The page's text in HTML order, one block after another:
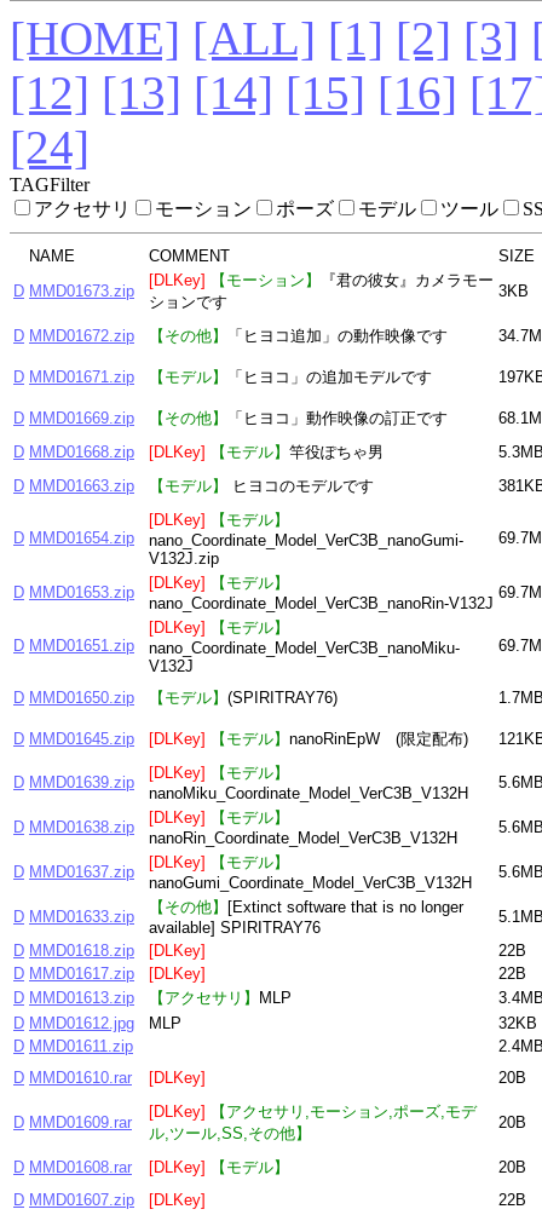
[HOME] [ALL] [1] [2] [3]
[12] [13] [14] [15] [16]
[24]
TAGFilter
アクセサリ
モーション ポーズ モデル ツール
NAME COMMENT
SIZE
D MMD01673.zip
[DLKey] 【モーション】
『君の彼女』カメラモー
ションです
3KB
D MMD01672.zip 【その他】 「ヒヨコ追加」の動作映像です
D MMD01671.zip 【モデル】 「ヒヨコ」の追加モデルです
D MMD01669.zip 【その他】 「ヒヨコ」動作映像の訂正です
D MMD01668.zip [DLKey] 【モデル】 竿役ぽちゃ男
D MMD01663.zip 【モデル】 ヒヨコのモデルです
D MMD01654.zip
[DLKey]
【モデル】
nano_Coordinate_Model_VerC3B_nanoGumi-
V132J.zip
D MMD01653.zip
[DLKey]
【モデル】
nano_Coordinate_Model_VerC3B_nanoRin-V132J
D MMD01651.zip
[DLKey]
【モデル】
nano_Coordinate_Model_VerC3B_nanoMiku-
V132J
D MMD01650.zip 【モデル】 (SPIRITRAY76)
D MMD01645.zip [DLKey] 【モデル】 nanoRinEpW (限定配布)
D MMD01639.zip
[DLKey]
【モデル】
nanoMiku_Coordinate_Model_VerC3B_V132H
D MMD01638.zip
[DLKey]
【モデル】
nanoRin_Coordinate_Model_VerC3B_V132H
D MMD01637.zip
[DLKey]
【モデル】
nanoGumi_Coordinate_Model_VerC3B_V132H
D MMD01633.zip
【その他】
[Extinct software that is no longer
available] SPIRITRAY76
D MMD01618.zip [DLKey]
22B
D MMD01617.zip [DLKey]
22B
D MMD01613.zip 【アクセサリ】 MLP
D MMD01612.jpg MLP
32KB
D MMD01611.zip
D MMD01610.rar [DLKey] 20B
D MMD01609.rar
[DLKey]
【アクセサリ,モーション,ポーズ,モデ
ル,ツール,SS,その他】
20B
D MMD01608.rar [DLKey] 【モデル】
20B
D MMD01607.zip [DLKey]
22B